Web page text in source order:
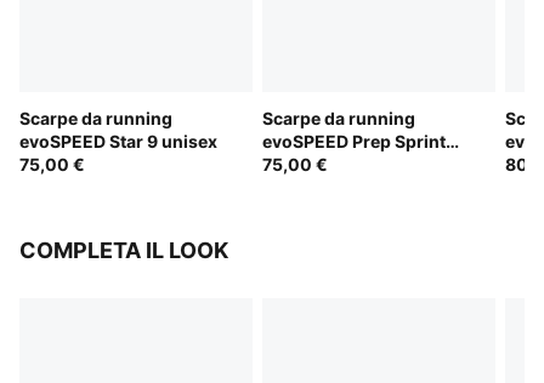
Scarpe da running
evoSPEED Star 9 unisex
75,00 €
Scarpe da running
evoSPEED Prep Sprint
3.5
75,00 €
COMPLETA IL LOOK